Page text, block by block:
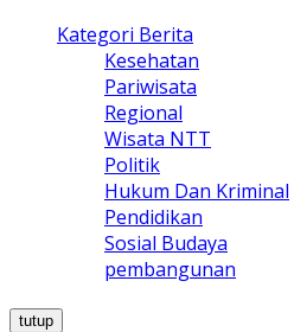
Kategori Berita
Kesehatan
Pariwisata
Regional
Wisata NTT
Politik
Hukum Dan Kriminal
Pendidikan
Sosial Budaya
pembangunan
tutup